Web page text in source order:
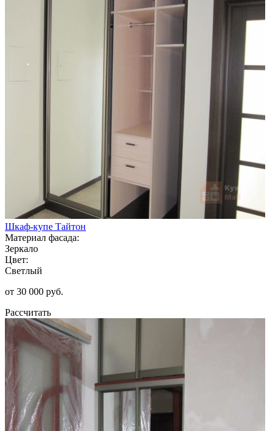
Шкаф-купе Тайтон
Материал фасада:
Зеркало
Цвет:
Светлый
от 30 000 руб.
Рассчитать